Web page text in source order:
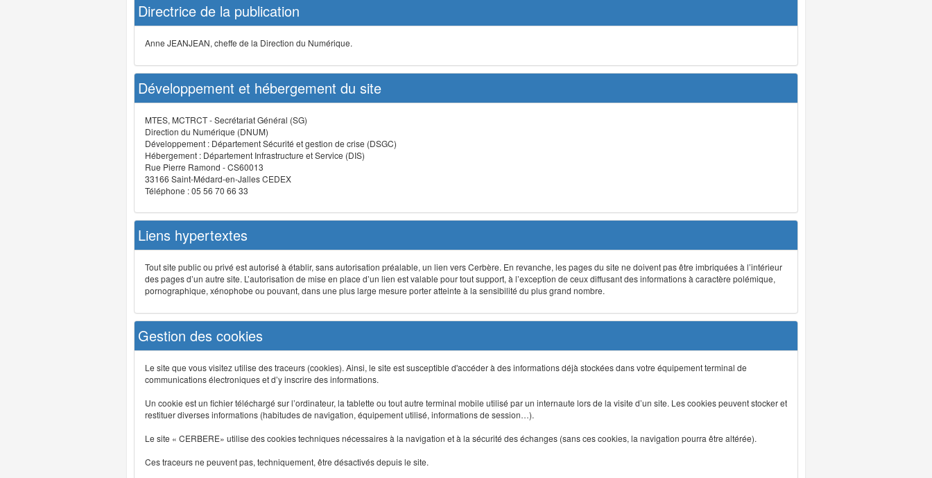
Directrice de la publication
Anne JEANJEAN, cheffe de la Direction du Numérique.
Développement et hébergement du site
MTES, MCTRCT - Secrétariat Général (SG)
Direction du Numérique (DNUM)
Développement : Département Sécurité et gestion de crise (DSGC)
Hébergement : Département Infrastructure et Service (DIS)
Rue Pierre Ramond - CS60013
33166 Saint-Médard-en-Jalles CEDEX
Téléphone : 05 56 70 66 33
Liens hypertextes
Tout site public ou privé est autorisé à établir, sans autorisation préalable, un lien vers Cerbère. En revanche, les pages du site ne doivent pas être imbriquées à l’intérieur
des pages d’un autre site. L’autorisation de mise en place d’un lien est valable pour tout support, à l’exception de ceux diffusant des informations à caractère polémique,
pornographique, xénophobe ou pouvant, dans une plus large mesure porter atteinte à la sensibilité du plus grand nombre.
Gestion des cookies
Le site que vous visitez utilise des traceurs (cookies). Ainsi, le site est susceptible d'accéder à des informations déjà stockées dans votre équipement terminal de
communications électroniques et d’y inscrire des informations.
Un cookie est un fichier téléchargé sur l’ordinateur, la tablette ou tout autre terminal mobile utilisé par un internaute lors de la visite d’un site. Les cookies peuvent stocker et
restituer diverses informations (habitudes de navigation, équipement utilisé, informations de session…).
Le site « CERBERE» utilise des cookies techniques nécessaires à la navigation et à la sécurité des échanges (sans ces cookies, la navigation pourra être altérée).
Ces traceurs ne peuvent pas, techniquement, être désactivés depuis le site.